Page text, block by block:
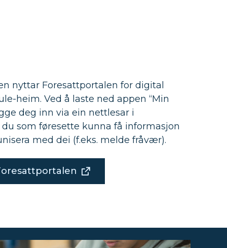
nyttar Foresattportalen for digital
heim. Ved å laste ned appen “Min
deg inn via ein nettlesar i
som føresette kunna få informasjon
med dei (f.eks. melde fråvær).